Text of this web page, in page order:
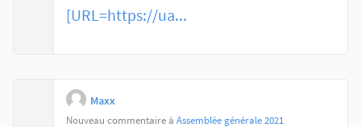
[URL=https://ua...
Maxx
Nouveau commentaire à Assemblée générale 2021